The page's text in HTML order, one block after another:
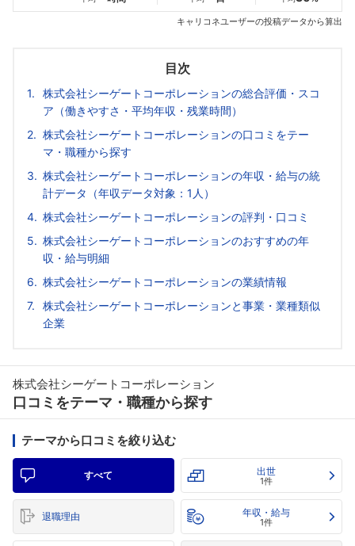
キャリコネユーザーの投稿データから算出
目次
株式会社シーゲートコーポレーションの総合評価・スコ
ア（働きやすさ・平均年収・残業時間）
株式会社シーゲートコーポレーションの口コミをテー
マ・職種から探す
株式会社シーゲートコーポレーションの年収・給与の統
計データ（年収データ対象：1人）
株式会社シーゲートコーポレーションの評判・口コミ
株式会社シーゲートコーポレーションのおすすめの年
収・給与明細
株式会社シーゲートコーポレーションの業績情報
株式会社シーゲートコーポレーションと事業・業種類似
企業
株式会社シーゲートコーポレーション
口コミをテーマ・職種から探す
テーマから口コミを絞り込む
すべて 出世
1件
退職理由 年収・給与
1件